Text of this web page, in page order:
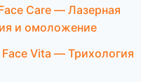
Care — Лазерная
и омоложение
Vita — Трихология